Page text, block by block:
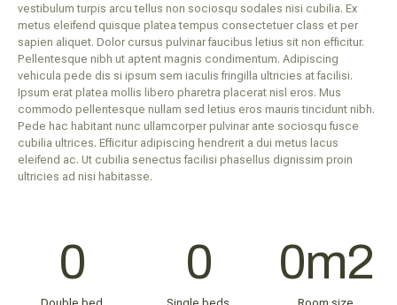
vestibulum turpis arcu tellus non sociosqu sodales nisi cubilia. Ex
metus eleifend quisque platea tempus consectetuer class et per
sapien aliquet. Dolor cursus pulvinar faucibus letius sit non efficitur.
Pellentesque nibh ut aptent magnis condimentum. Adipiscing
vehicula pede dis si ipsum sem iaculis fringilla ultricies at facilisi.
Ipsum erat platea mollis libero pharetra placerat nisl eros. Mus
commodo pellentesque nullam sed letius eros mauris tincidunt nibh.
Pede hac habitant nunc ullamcorper pulvinar ante sociosqu fusce
cubilia ultrices. Efficitur adipiscing hendrerit a dui metus lacus
eleifend ac. Ut cubilia senectus facilisi phasellus dignissim proin
ultricies ad nisi habitasse.
0 0 0m2